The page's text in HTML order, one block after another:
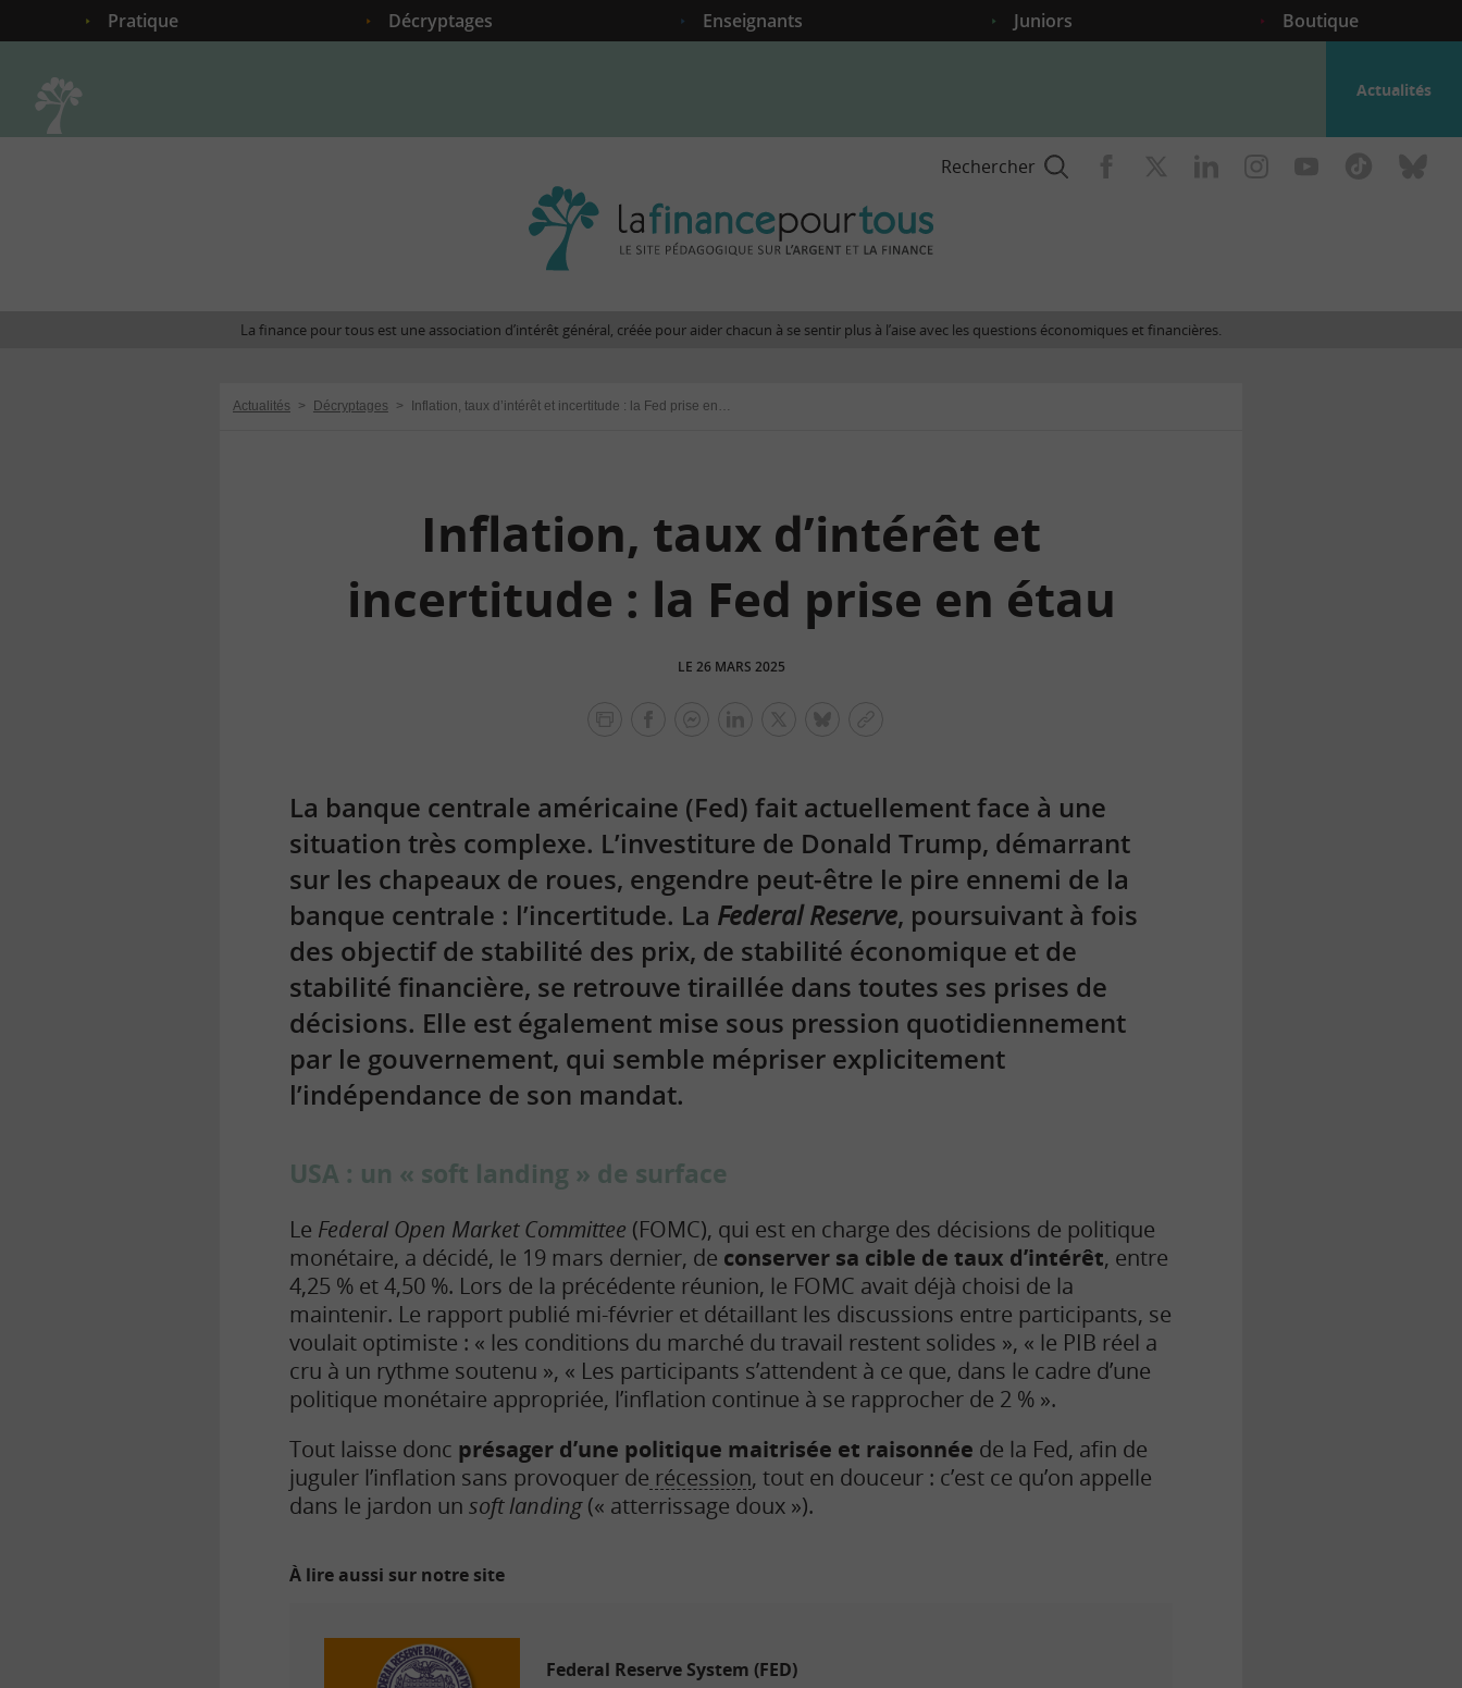
Pratique Décryptages Enseignants Juniors Boutique
Actualités
Rechercher
finance
site
La finance pour tous est une association d’intérêt général, créée pour aider chacun à se sentir plus à l’aise avec les questions économiques et financières.
Actualités > Décryptages > Inflation, taux d’intérêt et incertitude : la Fed prise en étau
Inflation, taux d’intérêt et
incertitude : la Fed prise en étau
LE 26 MARS 2025
La banque centrale américaine (Fed) fait actuellement face à une
situation très complexe. L’investiture de Donald Trump, démarrant
sur les chapeaux de roues, engendre peut-être le pire ennemi de la
banque centrale : l’incertitude. La Federal Reserve, poursuivant à fois
des objectif de stabilité des prix, de stabilité économique et de
stabilité financière, se retrouve tiraillée dans toutes ses prises de
décisions. Elle est également mise sous pression quotidiennement
par le gouvernement, qui semble mépriser explicitement
l’indépendance de son mandat.
USA : un « soft landing » de surface
Le Federal Open Market Committee (FOMC), qui est en charge des décisions de politique
monétaire, a décidé, le 19 mars dernier, de conserver sa cible de taux d’intérêt, entre
4,25 % et 4,50 %. Lors de la précédente réunion, le FOMC avait déjà choisi de la
maintenir. Le rapport publié mi-février et détaillant les discussions entre participants, se
voulait optimiste : « les conditions du marché du travail restent solides », « le PIB réel a
cru à un rythme soutenu », « Les participants s’attendent à ce que, dans le cadre d’une
politique monétaire appropriée, l’inflation continue à se rapprocher de 2 % ».
Tout laisse donc présager d’une politique maitrisée et raisonnée de la Fed, afin de
juguler l’inflation sans provoquer de récession, tout en douceur : c’est ce qu’on appelle
dans le jardon un soft landing(« atterrissage doux »).
À lire aussi sur notre site
Federal Reserve System (FED)